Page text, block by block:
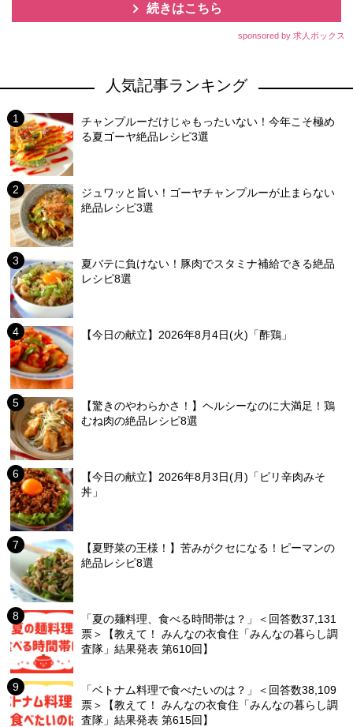
続きはこちら
sponsored by 求人ボックス
人気記事ランキング
チャンプルーだけじゃもったいない！今年こそ極め
る夏ゴーヤ絶品レシピ3選
ジュワッと旨い！ゴーヤチャンプルーが止まらない
絶品レシピ3選
夏バテに負けない！豚肉でスタミナ補給できる絶品
レシピ8選
【今日の献立】2026年8月4日(火)「酢鶏」
【驚きのやわらかさ！】ヘルシーなのに大満足！鶏
むね肉の絶品レシピ8選
【今日の献立】2026年8月3日(月)「ピリ辛肉みそ
丼」
【夏野菜の王様！】苦みがクセになる！ピーマンの
絶品レシピ8選
「夏の麺料理、食べる時間帯は？」＜回答数37,131
票＞【教えて！ みんなの衣食住「みんなの暮らし調
査隊」結果発表 第610回】
「ベトナム料理で食べたいのは？」＜回答数38,109
票＞【教えて！ みんなの衣食住「みんなの暮らし調
査隊」結果発表 第615回】